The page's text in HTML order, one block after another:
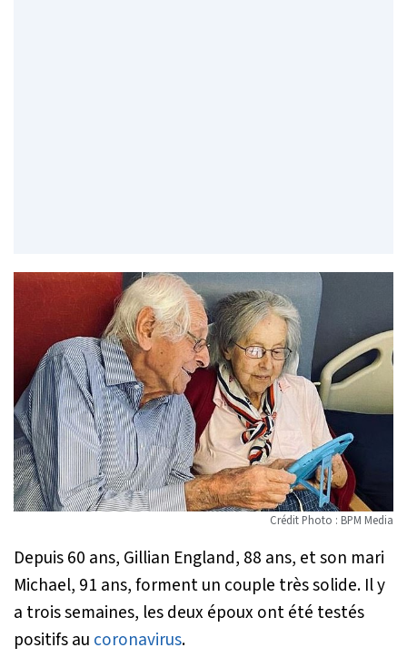
Crédit Photo : BPM Media
Depuis 60 ans, Gillian England, 88 ans, et son mari
Michael, 91 ans, forment un couple très solide. Il y
a trois semaines, les deux époux ont été testés
positifs au coronavirus.